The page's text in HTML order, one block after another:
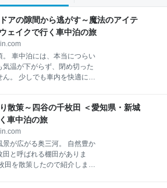
アの隙間から逃がす～魔法のアイテ
ェイクで行く車中泊の旅
車中泊には、本当につらい
温が下がらず、閉め切った
。 少しでも車内を快適にす
りました。 「バックドアを
の面積のドアに隙間ができ
す。また、少し開けるぐら
く、プライバシー的にも安
ドアを固定できるアイテム
いと思います。 ボーンバー
散策～四谷の千枚田 ＜愛知県・新城
車中泊の旅
景が広がる奥三河。 自然豊か
と呼ばれる棚田がありま
田を散策したので紹介しま